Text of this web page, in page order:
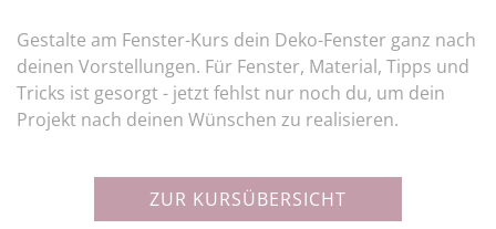
Gestalte am Fenster-Kurs dein Deko-Fenster ganz nach
deinen Vorstellungen. Für Fenster, Material, Tipps und
Tricks ist gesorgt - jetzt fehlst nur noch du, um dein
Projekt nach deinen Wünschen zu realisieren.
ZUR KURSÜBERSICHT